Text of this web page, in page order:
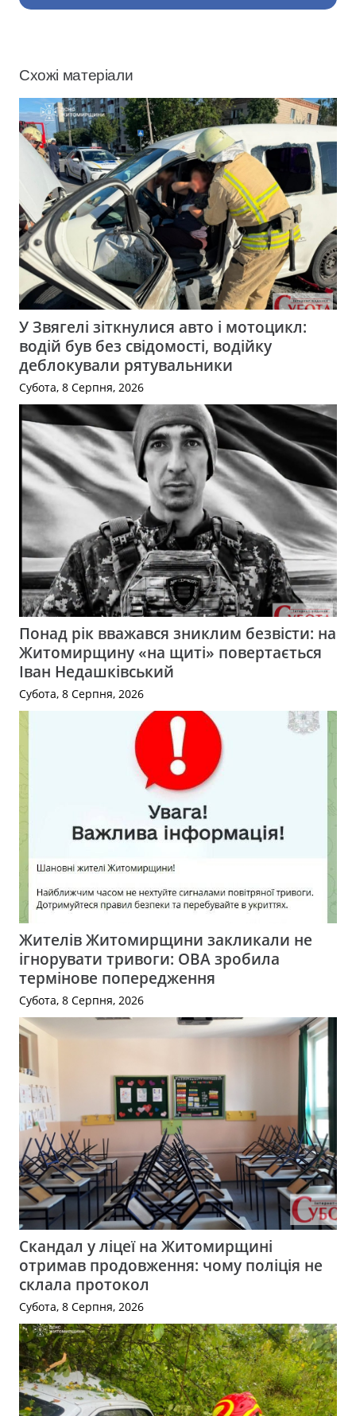
Схожі матеріали
У Звягелі зіткнулися авто і мотоцикл:
водій був без свідомості, водійку
деблокували рятувальники
Субота, 8 Серпня, 2026
Понад рік вважався зниклим безвісти: на
Житомирщину «на щиті» повертається
Іван Недашківський
Субота, 8 Серпня, 2026
Жителів Житомирщини закликали не
ігнорувати тривоги: ОВА зробила
термінове попередження
Субота, 8 Серпня, 2026
Скандал у ліцеї на Житомирщині
отримав продовження: чому поліція не
склала протокол
Субота, 8 Серпня, 2026